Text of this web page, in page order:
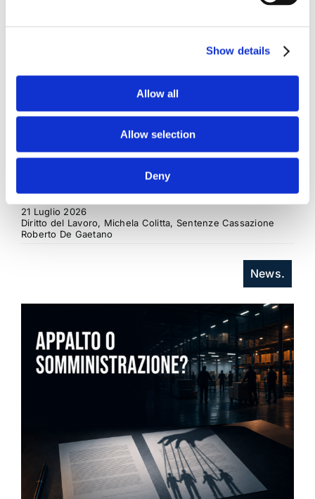
Show details
Allow all
Allow selection
Deny
nell'ambito delle obbligazioni solidali passive: il
rapporto tra l'azione di [...]
21 Luglio 2026
Diritto del Lavoro, Michela Colitta, Sentenze Cassazione
Roberto De Gaetano
News.